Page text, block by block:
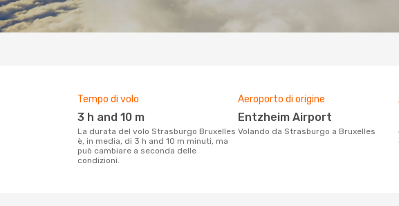
Tempo di volo
3 h and 10 m
La durata del volo Strasburgo Bruxelles
è, in media, di 3 h and 10 m minuti, ma
può cambiare a seconda delle
condizioni.
Aeroporto di origine
Entzheim Airport
Volando da Strasburgo a Bruxelles